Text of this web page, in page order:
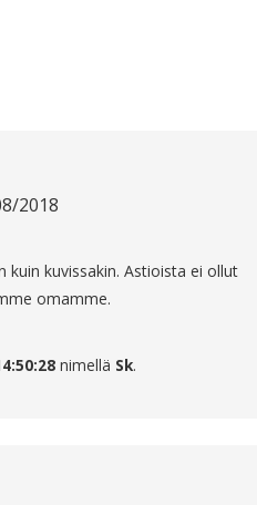
2018
kuin kuvissakin. Astioista ei ollut
omamme.
nimellä Sk.